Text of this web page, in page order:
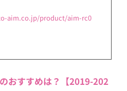
aim.co.jp/product/aim-rc0
おすすめは？【2019-202